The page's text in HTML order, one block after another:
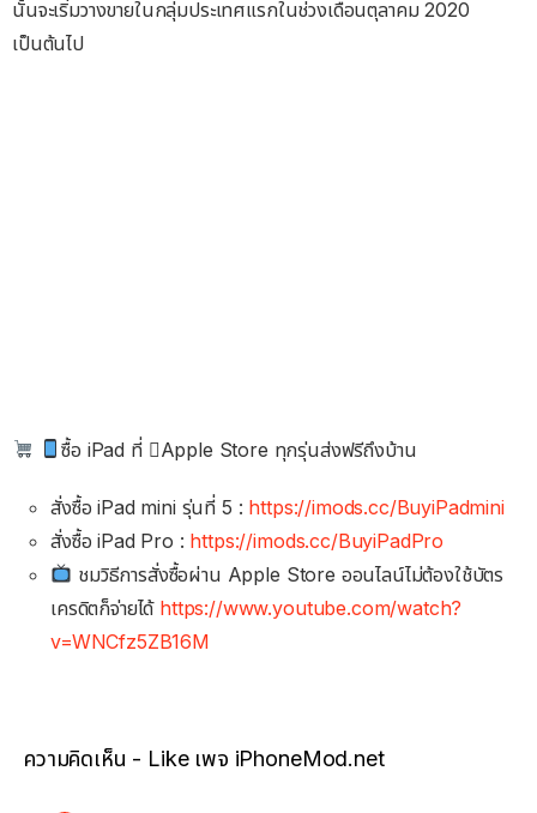
นั้นจะเริ่มวางขายในกลุ่มประเทศแรกในช่วงเดือนตุลาคม 2020
เป็นต้นไป
ซื้อ iPad ที่ Apple Store ทุกรุ่นส่งฟรีถึงบ้าน
สั่งซื้อ iPad mini รุ่นที่ 5 : https://imods.cc/BuyiPadmini
สั่งซื้อ iPad Pro : https://imods.cc/BuyiPadPro
ชมวิธีการสั่งซื้อผ่าน Apple Store ออนไลน์ไม่ต้องใช้บัตร
เครดิตก็จ่ายได้ https://www.youtube.com/watch?
v=WNCfz5ZB16M
ความคิดเห็น - Like เพจ iPhoneMod.net